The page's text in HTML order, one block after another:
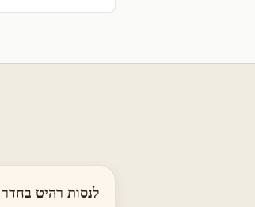
לנסות רהיט בחדר